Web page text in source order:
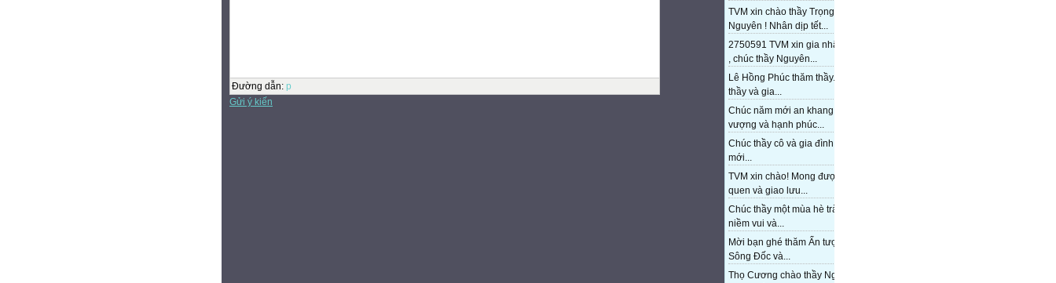
TVM xin chào thầy Trọng
Nguyên ! Nhân dịp tết...
2750591 TVM xin gia nhập trang
, chúc thầy Nguyên...
Lê Hồng Phúc thăm thầy. Chúc
thầy và gia...
Chúc năm mới an khang, thịnh
vượng và hạnh phúc...
Chúc thầy cô và gia đình năm
mới...
TVM xin chào! Mong được làm
quen và giao lưu...
Chúc thầy một mùa hè tràn đầy
niềm vui và...
Mời bạn ghé thăm Ấn tượng cửa
Sông Đốc và...
Thọ Cương chào thầy Nguyễn.
Đường dẫn: p
Gửi ý kiến